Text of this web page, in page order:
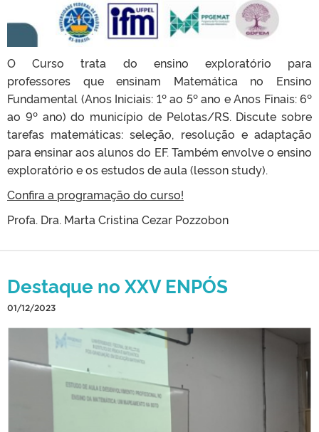
O Curso trata do ensino exploratório para
professores que ensinam Matemática no Ensino
Fundamental (Anos Iniciais: 1º ao 5º ano e Anos Finais: 6º
ao 9º ano) do município de Pelotas/RS. Discute sobre
tarefas matemáticas: seleção, resolução e adaptação
para ensinar aos alunos do EF. Também envolve o ensino
exploratório e os estudos de aula (lesson study).
Confira a programação do curso!
Profa. Dra. Marta Cristina Cezar Pozzobon
Destaque no XXV ENPÓS
01/12/2023